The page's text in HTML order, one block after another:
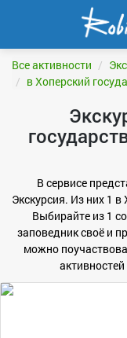
Все активности
в Хоперский
В сервисе
Экскурсия. Из них 1
Выбирайте из 1
заповедник своё и
можно